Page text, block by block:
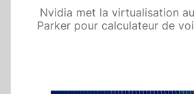
Nvidia met la virtualisation
Parker pour calculateur de